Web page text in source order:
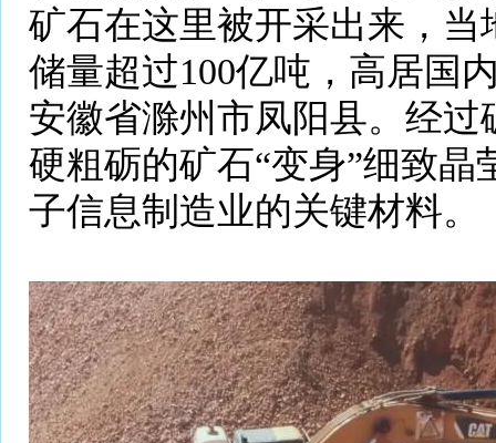
矿石在这里被开采出来，当
储量超过100亿吨，高居国
安徽省滁州市凤阳县。经过
硬粗砺的矿石“变身”细致晶
子信息制造业的关键材料。